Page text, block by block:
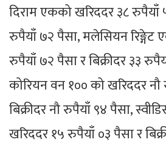
दिराम एकको खरिददर ३८ रुपैयाँ
रुपैयाँ ७२ पैसा, मलेसियन रिङ्गेट
रुपैयाँ ७२ पैसा र बिक्रीदर ३३
कोरियन वन १०० को खरिददर
बिक्रीदर नौ रुपैयाँ ९४ पैसा,
खरिददर १५ रुपैयाँ ०३ पैसा र